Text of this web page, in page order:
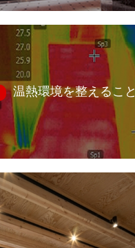
温熱環境を整えること